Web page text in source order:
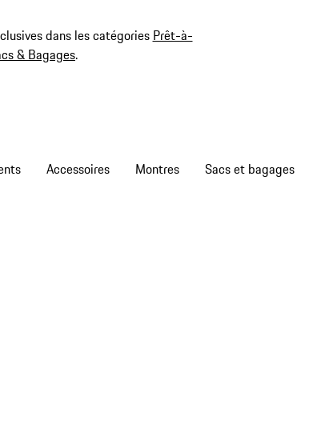
dans les catégories Prêt-à-
& Bagages.
Accessoires Montres Sacs et bagages